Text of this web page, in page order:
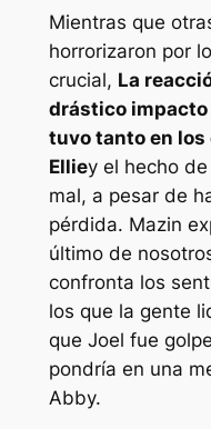
Mientras que
horrorizaron por
crucial, La
drástico impacto
tuvo tanto en los
Elliey el hecho
mal, a pesar de
pérdida. Mazin
último de
confronta los
los que la gente
que Joel fue
pondría en una
Abby.